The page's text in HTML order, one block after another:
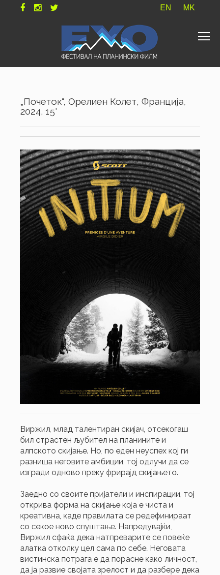
EN MK
„Почеток“, Орелиен Колет, Франција,
2024, 15'
Виржил, млад талентиран скијач, отсекогаш
бил страстен љубител на планините и
алпското скијање. Но, по еден неуспех кој ги
разниша неговите амбиции, тој одлучи да се
изгради одново преку фрирајд скијањето.
Заедно со своите пријатели и инспирации, тој
открива форма на скијање која е чиста и
креативна, каде правилата се редефинираат
со секое ново спуштање. Напредувајќи,
Виржил сфаќа дека натпреварите се повеќе
алатка отколку цел сама по себе. Неговата
вистинска потрага е да порасне како личност,
да ја развие својата зрелост и да разбере дека